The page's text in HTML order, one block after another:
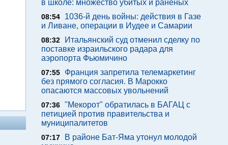
в школе: множество убитых и раненых
08:54
1036-й день войны: действия в Газе
и Ливане, операции в Иудее и Самарии
08:32
Итальянский суд отменил сделку по
поставке израильского радара для
аэропорта Фьюмичино
07:55
Франция запретила телемаркетинг
без прямого согласия. В Марокко
опасаются массовых увольнений
07:36 "Мекорот" обратилась в БАГАЦ с
петицией против правительства и
муниципалитетов
07:17
В районе Бат-Яма утонул молодой